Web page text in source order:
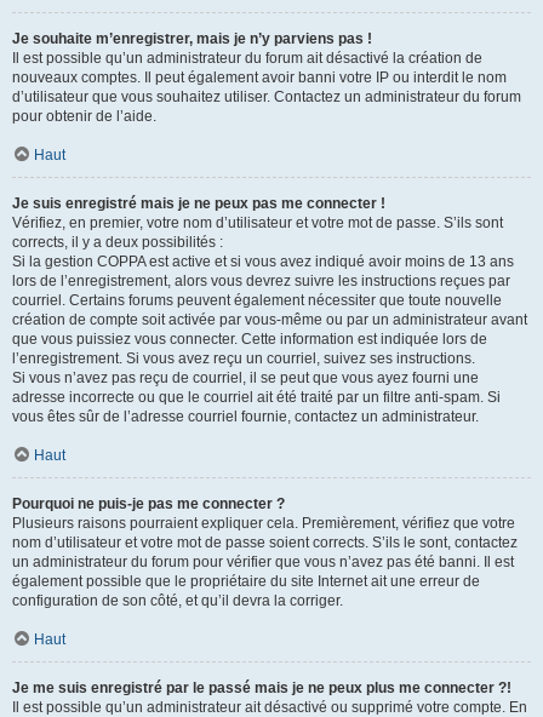
Je souhaite m’enregistrer, mais je n’y parviens pas !
Il est possible qu’un administrateur du forum ait désactivé la création de
nouveaux comptes. Il peut également avoir banni votre IP ou interdit le nom
d’utilisateur que vous souhaitez utiliser. Contactez un administrateur du forum
pour obtenir de l’aide.
Haut
Je suis enregistré mais je ne peux pas me connecter !
Vérifiez, en premier, votre nom d’utilisateur et votre mot de passe. S’ils sont
corrects, il y a deux possibilités :
Si la gestion COPPA est active et si vous avez indiqué avoir moins de 13 ans
lors de l’enregistrement, alors vous devrez suivre les instructions reçues par
courriel. Certains forums peuvent également nécessiter que toute nouvelle
création de compte soit activée par vous-même ou par un administrateur avant
que vous puissiez vous connecter. Cette information est indiquée lors de
l’enregistrement. Si vous avez reçu un courriel, suivez ses instructions.
Si vous n’avez pas reçu de courriel, il se peut que vous ayez fourni une
adresse incorrecte ou que le courriel ait été traité par un filtre anti-spam. Si
vous êtes sûr de l’adresse courriel fournie, contactez un administrateur.
Haut
Pourquoi ne puis-je pas me connecter ?
Plusieurs raisons pourraient expliquer cela. Premièrement, vérifiez que votre
nom d’utilisateur et votre mot de passe soient corrects. S’ils le sont, contactez
un administrateur du forum pour vérifier que vous n’avez pas été banni. Il est
également possible que le propriétaire du site Internet ait une erreur de
configuration de son côté, et qu’il devra la corriger.
Haut
Je me suis enregistré par le passé mais je ne peux plus me connecter ?!
Il est possible qu’un administrateur ait désactivé ou supprimé votre compte. En